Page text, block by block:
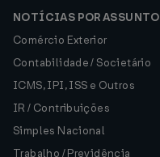
NOTÍCIAS POR ASSUNTO
Comércio Exterior
Contabilidade / Societário
ICMS, IPI, ISS e Outros
IR / Contribuições
Simples Nacional
Trabalho / Previdência